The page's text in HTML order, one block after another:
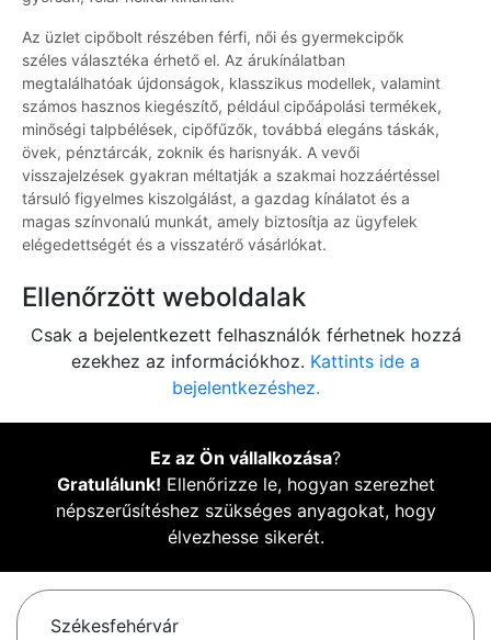
Az üzlet cipőbolt részében férfi, női és gyermekcipők
széles választéka érhető el. Az árukínálatban
megtalálhatóak újdonságok, klasszikus modellek, valamint
számos hasznos kiegészítő, például cipőápolási termékek,
minőségi talpbélések, cipőfűzők, továbbá elegáns táskák,
övek, pénztárcák, zoknik és harisnyák. A vevői
visszajelzések gyakran méltatják a szakmai hozzáértéssel
társuló figyelmes kiszolgálást, a gazdag kínálatot és a
magas színvonalú munkát, amely biztosítja az ügyfelek
elégedettségét és a visszatérő vásárlókat.
Ellenőrzött weboldalak
Csak a bejelentkezett felhasználók férhetnek hozzá
ezekhez az információkhoz. Kattints ide a
bejelentkezéshez.
Ez az Ön vállalkozása?
Gratulálunk! Ellenőrizze le, hogyan szerezhet
népszerűsítéshez szükséges anyagokat, hogy
élvezhesse sikerét.
Székesfehérvár